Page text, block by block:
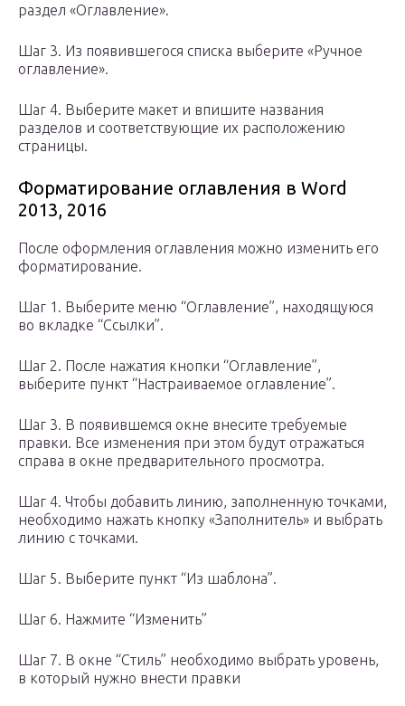
раздел «Оглавление».
Шаг 3. Из появившегося списка выберите «Ручное
оглавление».
Шаг 4. Выберите макет и впишите названия
разделов и соответствующие их расположению
страницы.
Форматирование оглавления в Word
2013, 2016
После оформления оглавления можно изменить его
форматирование.
Шаг 1. Выберите меню “Оглавление”, находящуюся
во вкладке “Ссылки”.
Шаг 2. После нажатия кнопки “Оглавление”,
выберите пункт “Настраиваемое оглавление”.
Шаг 3. В появившемся окне внесите требуемые
правки. Все изменения при этом будут отражаться
справа в окне предварительного просмотра.
Шаг 4. Чтобы добавить линию, заполненную точками,
необходимо нажать кнопку «Заполнитель» и выбрать
линию с точками.
Шаг 5. Выберите пункт “Из шаблона”.
Шаг 6. Нажмите “Изменить”
Шаг 7. В окне “Стиль” необходимо выбрать уровень,
в который нужно внести правки